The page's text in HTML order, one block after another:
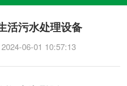
活污水处理设备
06-01 10:57:13